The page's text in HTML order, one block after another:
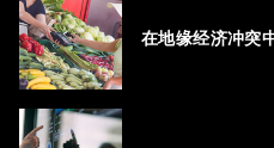
在地缘经济冲突